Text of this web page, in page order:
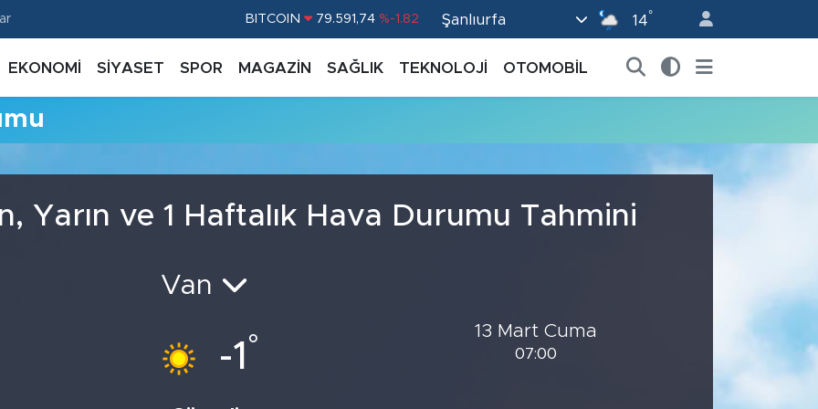
BITCOIN 79.591,74 %-1.82 Şanlıurfa 14°
EKONOMİ SİYASET SPOR MAGAZİN SAĞLIK TEKNOLOJİ OTOMOBİL
Yarın ve 1 Haftalık Hava Durumu Tahmini
Van
-1 °
13 Mart Cuma
07:00